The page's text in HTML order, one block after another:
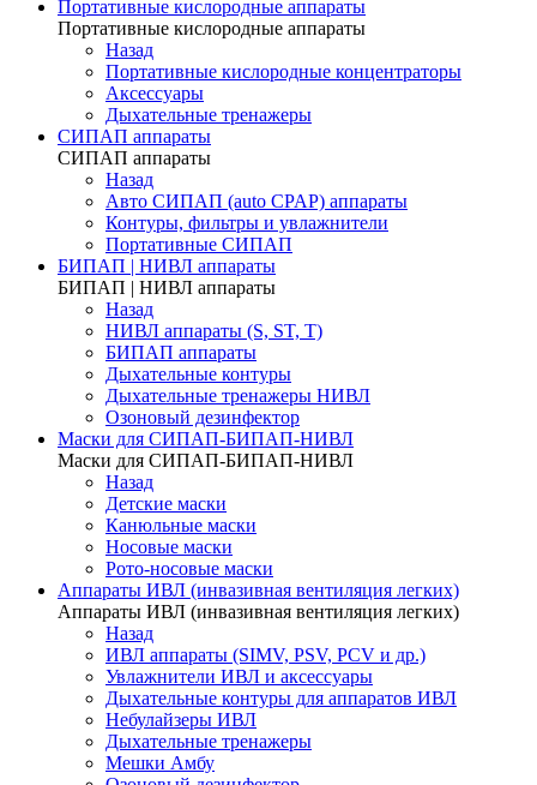
Портативные кислородные аппараты
Портативные кислородные аппараты
Назад
Портативные кислородные концентраторы
Аксессуары
Дыхательные тренажеры
СИПАП аппараты
СИПАП аппараты
Назад
Aвто СИПАП (auto CPAP) аппараты
Контуры, фильтры и увлажнители
Портативные СИПАП
БИПАП | НИВЛ аппараты
БИПАП | НИВЛ аппараты
Назад
НИВЛ аппараты (S, ST, T)
БИПАП аппараты
Дыхательные контуры
Дыхательные тренажеры НИВЛ
Озоновый дезинфектор
Маски для СИПАП-БИПАП-НИВЛ
Маски для СИПАП-БИПАП-НИВЛ
Назад
Детские маски
Канюльные маски
Носовые маски
Рото-носовые маски
Аппараты ИВЛ (инвазивная вентиляция легких)
Аппараты ИВЛ (инвазивная вентиляция легких)
Назад
ИВЛ аппараты (SIMV, PSV, PCV и др.)
Увлажнители ИВЛ и аксессуары
Дыхательные контуры для аппаратов ИВЛ
Небулайзеры ИВЛ
Дыхательные тренажеры
Мешки Амбу